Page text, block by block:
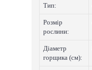
Тип:
Розмір
рослини:
Діаметр
горщика (см):